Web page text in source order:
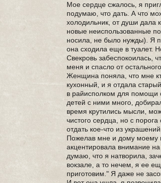
Мое сердце сжалось, я
подумаю, что дать. А что
холодильник, от души дала
новые неиспользованные
носила, не было нужды). Я
она сходила еще в туалет.
Свекровь забеспокоилась,
меня и спасло от остального.
Женщина поняла, что мне
кухонный, и я отдала
в райисполком для помощи
детей с ними много,
время крутились мысли,
чистого сердца, но с
отдать кое-что из
Пожелав мне и дому моему
акцентировала внимание
думаю, что я натворила,
вокзале, а то нечем, я ее
приготовим." Я даже не